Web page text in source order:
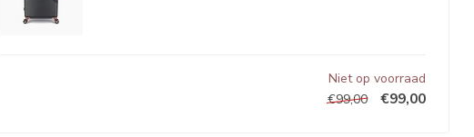
Niet op voorraad
€99,00
€99,00